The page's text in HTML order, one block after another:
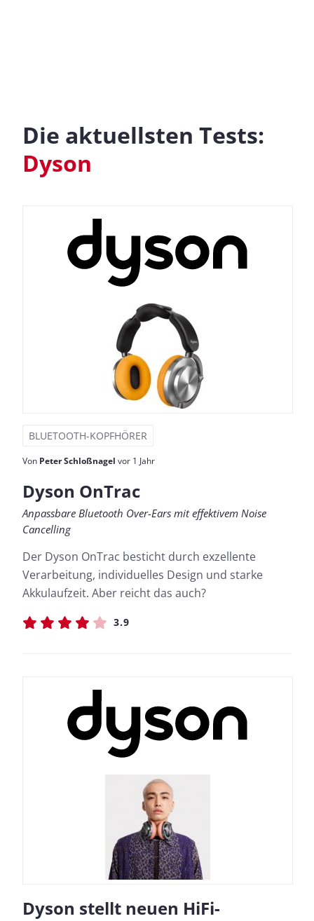
Die aktuellsten Tests:
Dyson
BLUETOOTH-KOPFHÖRER
Von Peter Schloßnagel vor 1 Jahr
Dyson OnTrac
Anpassbare Bluetooth Over-Ears mit effektivem Noise
Cancelling
Der Dyson OnTrac besticht durch exzellente
Verarbeitung, individuelles Design und starke
Akkulaufzeit. Aber reicht das auch?
3.9
Dyson stellt neuen HiFi-